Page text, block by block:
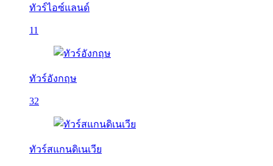
ทัวร์ไอซ์แลนด์
11
ทัวร์อังกฤษ
32
ทัวร์สแกนดิเนเวีย